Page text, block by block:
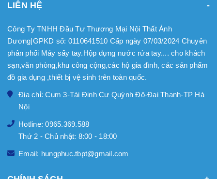
LIÊN HỆ
Công Ty TNHH Đầu Tư Thương Mại Nội Thất Ánh
Dương|GPKD số: 0110641510 Cấp ngày 07/03/2024 Chuyên
phân phối Máy sấy tay.Hộp đựng nước rửa tay.... cho khách
sạn,văn phòng,khu công cộng,các hộ gia đình, các sản phẩm
đồ gia dụng ,thiết bị vệ sinh trên toàn quốc.
Địa chỉ: Cụm 3-Tái Định Cư Quỳnh Đô-Đại Thanh-TP Hà
Nội
Hotline: 0965.369.588
Thứ 2 - Chủ nhật: 8:00 - 18:00
Email: hungphuc.tbpt@gmail.com